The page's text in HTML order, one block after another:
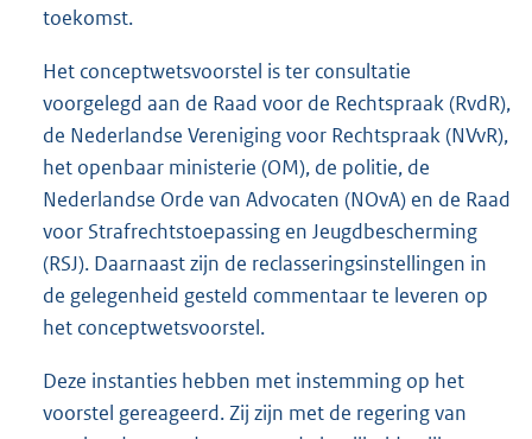
toekomst.
Het conceptwetsvoorstel is ter consultatie
voorgelegd aan de Raad voor de Rechtspraak (RvdR),
de Nederlandse Vereniging voor Rechtspraak (NVvR),
het openbaar ministerie (OM), de politie, de
Nederlandse Orde van Advocaten (NOvA) en de Raad
voor Strafrechtstoepassing en Jeugdbescherming
(RSJ). Daarnaast zijn de reclasseringsinstellingen in
de gelegenheid gesteld commentaar te leveren op
het conceptwetsvoorstel.
Deze instanties hebben met instemming op het
voorstel gereageerd. Zij zijn met de regering van